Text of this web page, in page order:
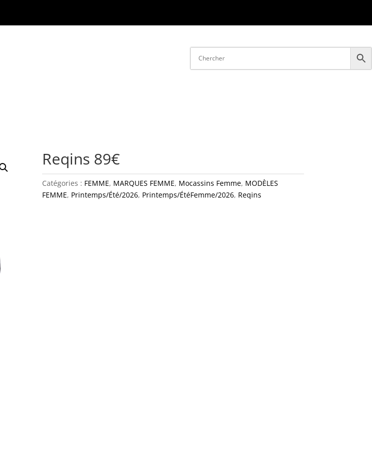
Reqins 89€
Catégories : FEMME, MARQUES FEMME, Mocassins Femme, MODÈLES
FEMME, Printemps/Été/2026, Printemps/ÉtéFemme/2026, Reqins